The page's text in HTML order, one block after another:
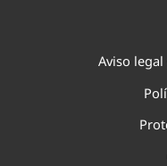
Aviso